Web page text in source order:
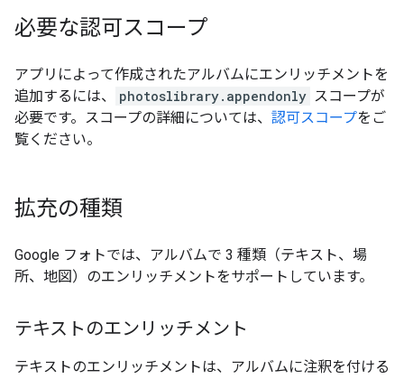
必要な認可スコープ
アプリによって作成されたアルバムにエンリッチメントを
追加するには、
photoslibrary.appendonly スコープが
必要です。スコープの詳細については、 認可スコープをご
覧ください。
拡充の種類
Google フォトでは、アルバムで 3 種類（テキスト、場
所、地図）のエンリッチメントをサポートしています。
テキストのエンリッチメント
テキストのエンリッチメントは、アルバムに注釈を付ける